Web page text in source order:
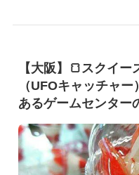
【大阪】🍞スクイ
（UFOキャッチャ
あるゲームセンター